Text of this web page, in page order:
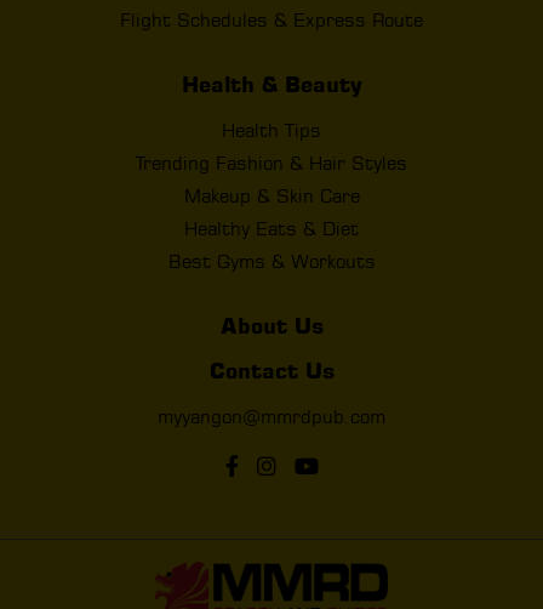
Flight Schedules & Express Route
Health & Beauty
Health Tips
Trending Fashion & Hair Styles
Makeup & Skin Care
Healthy Eats & Diet
Best Gyms & Workouts
About Us
Contact Us
myyangon@mmrdpub.com